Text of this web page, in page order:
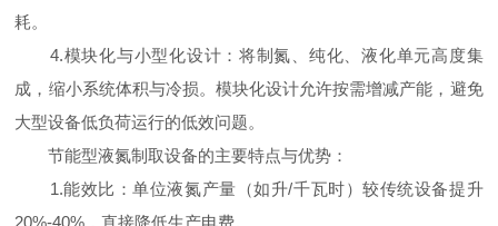
耗。
4.模块化与小型化设计：将制氮、纯化、液化单元高度集
成，缩小系统体积与冷损。模块化设计允许按需增减产能，避免
大型设备低负荷运行的低效问题。
节能型液氮制取设备的主要特点与优势：
1.能效比：单位液氮产量（如升/千瓦时）较传统设备提升